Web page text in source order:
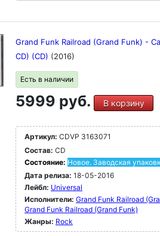
Grand Funk Railroad (Grand Funk) -
CD) (CD) (2016)
Есть в наличии
5999 руб. В корзину
Артикул: CDVP 3163071
Состав: CD
Состояние: Новое. Заводская
Дата релиза: 18-05-2016
Лейбл: Universal
Исполнители: Grand Funk Railroad
Grand Funk Railroad (Grand Funk)
Жанры: Rock